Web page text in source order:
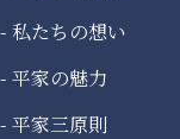
私たちの想い
平家の魅力
平家三原則